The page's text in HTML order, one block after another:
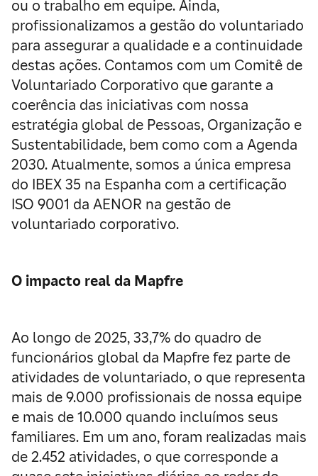
ou o trabalho em equipe. Ainda,
profissionalizamos a gestão do voluntariado
para assegurar a qualidade e a continuidade
destas ações. Contamos com um Comitê de
Voluntariado Corporativo que garante a
coerência das iniciativas com nossa
estratégia global de Pessoas, Organização e
Sustentabilidade, bem como com a Agenda
2030. Atualmente, somos a única empresa
do IBEX 35 na Espanha com a certificação
ISO 9001 da AENOR na gestão de
voluntariado corporativo.
O impacto real da Mapfre
Ao longo de 2025, 33,7% do quadro de
funcionários global da Mapfre fez parte de
atividades de voluntariado, o que representa
mais de 9.000 profissionais de nossa equipe
e mais de 10.000 quando incluímos seus
familiares. Em um ano, foram realizadas mais
de 2.452 atividades, o que corresponde a